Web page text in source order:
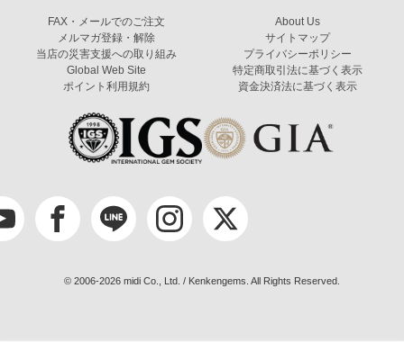
FAX・メールでのご注文
メルマガ登録・解除
当店の災害支援への取り組み
Global Web Site
ポイント利用規約
About Us
サイトマップ
プライバシーポリシー
特定商取引法に基づく表示
資金決済法に基づく表示
© 2006-2026 midi Co., Ltd. / Kenkengems. All Rights Reserved.